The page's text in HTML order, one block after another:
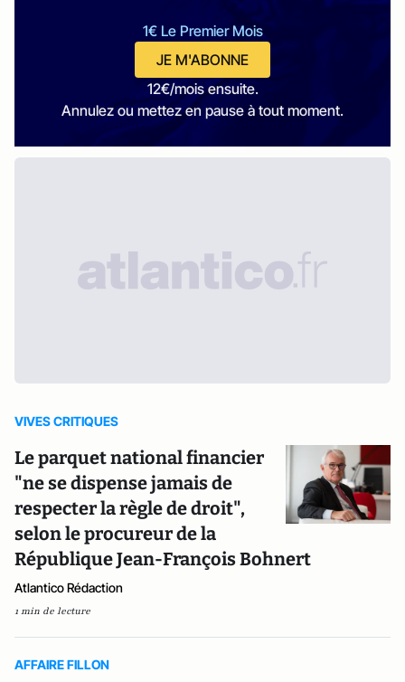
1€ Le Premier Mois
JE M'ABONNE
12€/mois ensuite.
Annulez ou mettez en pause à tout moment.
VIVES CRITIQUES
Le parquet national financier
"ne se dispense jamais de
respecter la règle de droit",
selon le procureur de la
République Jean-François Bohnert
Atlantico Rédaction
1 min de lecture
AFFAIRE FILLON